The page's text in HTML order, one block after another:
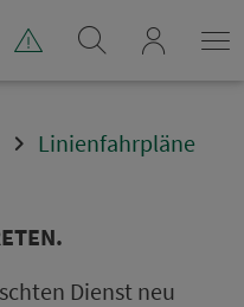
Linienfahrpläne
Dienst neu